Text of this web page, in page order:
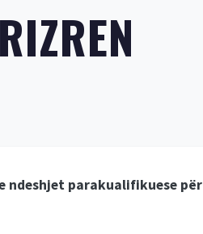
ndeshjet parakualifikuese për